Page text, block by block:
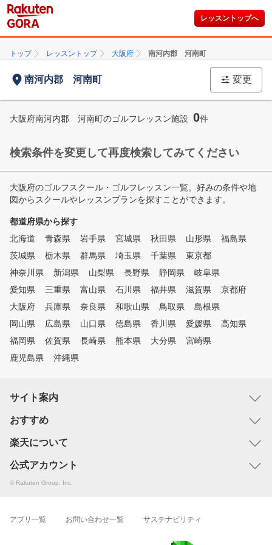
レッスントップへ
トップ レッスントップ 大阪府 南河内郡 河南町
南河内郡 河南町 変更
大阪府南河内郡 河南町のゴルフレッスン施設 0件
検索条件を変更して再度検索してみてください
大阪府のゴルフスクール・ゴルフレッスン一覧。好みの条件や地
図からスクールやレッスンプランを探すことができます。
都道府県から探す
北海道
青森県 岩手県 宮城県 秋田県 山形県
福島県
茨城県
栃木県 群馬県 埼玉県 千葉県
東京都
神奈川県
新潟県 山梨県 長野県 静岡県
岐阜県
愛知県
三重県 富山県 石川県 福井県 滋賀県
京都府
大阪府
兵庫県 奈良県 和歌山県 鳥取県
島根県
岡山県
広島県 山口県 徳島県 香川県 愛媛県
高知県
福岡県
佐賀県 長崎県 熊本県 大分県
宮崎県
鹿児島県
沖縄県
サイト案内
おすすめ
楽天について
公式アカウント
© Rakuten Group, Inc.
アプリ一覧 お問い合わせ一覧 サステナビリティ